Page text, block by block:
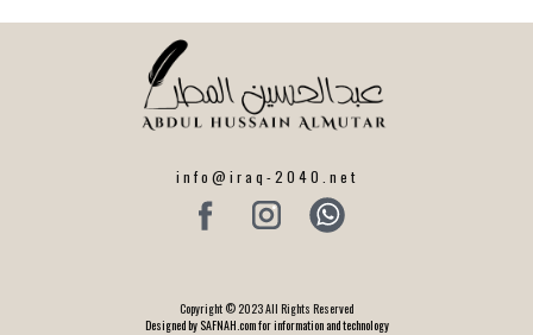
info@iraq-2040.net
Copyright © 2023 All Rights Reserved
Designed by SAFNAH.com for information and technology